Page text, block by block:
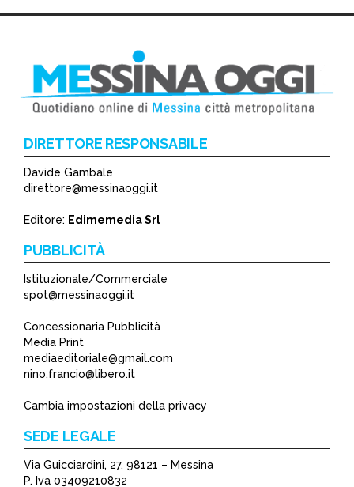
DIRETTORE RESPONSABILE
Davide Gambale
direttore@messinaoggi.it
Editore: Edimemedia Srl
PUBBLICITÀ
Istituzionale/Commerciale
spot@messinaoggi.it
Concessionaria Pubblicità
Media Print
mediaeditoriale@gmail.com
nino.francio@libero.it
Cambia impostazioni della privacy
SEDE LEGALE
Via Guicciardini, 27, 98121 – Messina
P. Iva 03409210832